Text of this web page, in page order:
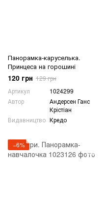
Панорамка-каруселька.
Принцеса на горошині
120 грн 129 грн
Артикул
1024299
Автор
Андерсен Ганс
Крістіан
Видавництво Кредо
−6%